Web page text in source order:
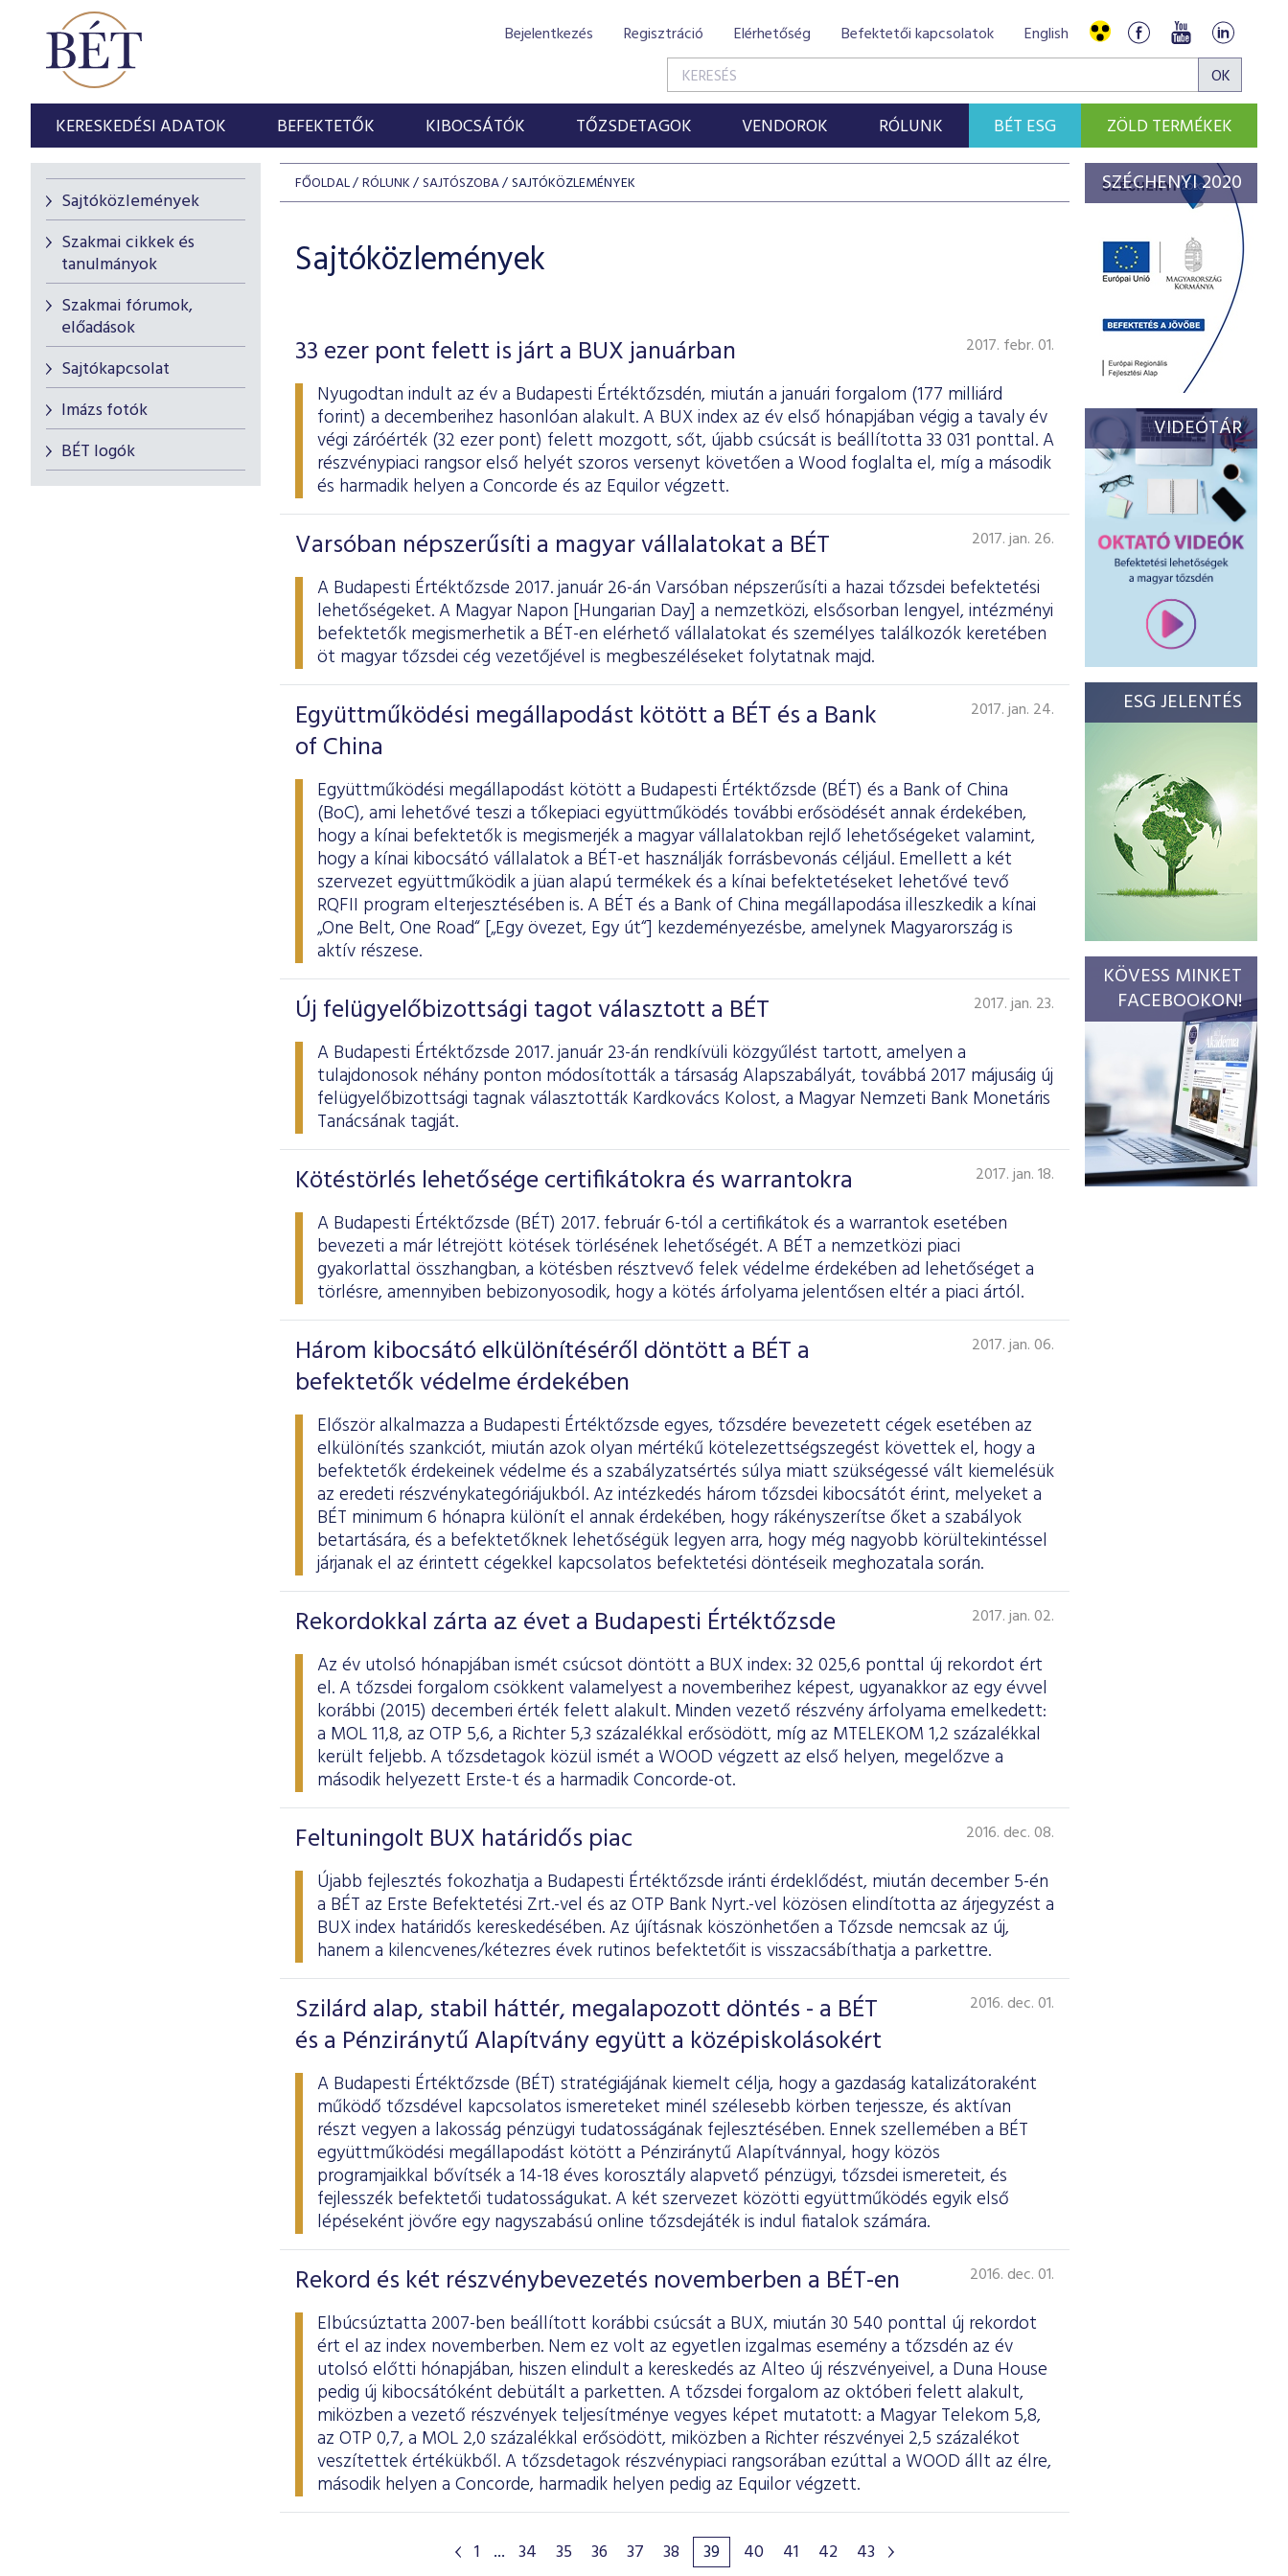
Bejelentkezés Regisztráció Elérhetőség Befektetői kapcsolatok English
KERESKEDÉSI ADATOK BEFEKTETŐK KIBOCSÁTÓK TŐZSDETAGOK VENDOROK RÓLUNK BÉT ESG ZÖLD TERMÉKEK
Sajtóközlemények
Szakmai cikkek és
tanulmányok
Szakmai fórumok,
előadások
Sajtókapcsolat
Imázs fotók
BÉT logók
FŐOLDAL RÓLUNK SAJTÓSZOBA SAJTÓKÖZLEMÉNYEK
Sajtóközlemények
33 ezer pont felett is járt a BUX januárban 2017. febr. 01.
Nyugodtan indult az év a Budapesti Értéktőzsdén, miután a januári forgalom (177 milliárd
forint) a decemberihez hasonlóan alakult. A BUX index az év első hónapjában végig a tavaly év
végi záróérték (32 ezer pont) felett mozgott, sőt, újabb csúcsát is beállította 33 031 ponttal. A
részvénypiaci rangsor első helyét szoros versenyt követően a Wood foglalta el, míg a második
és harmadik helyen a Concorde és az Equilor végzett.
Varsóban népszerűsíti a magyar vállalatokat a BÉT 2017. jan. 26.
A Budapesti Értéktőzsde 2017. január 26-án Varsóban népszerűsíti a hazai tőzsdei befektetési
lehetőségeket. A Magyar Napon [Hungarian Day] a nemzetközi, elsősorban lengyel, intézményi
befektetők megismerhetik a BÉT-en elérhető vállalatokat és személyes találkozók keretében
öt magyar tőzsdei cég vezetőjével is megbeszéléseket folytatnak majd.
Együttműködési megállapodást kötött a BÉT és a Bank
of China
2017. jan. 24.
Együttműködési megállapodást kötött a Budapesti Értéktőzsde (BÉT) és a Bank of China
(BoC), ami lehetővé teszi a tőkepiaci együttműködés további erősödését annak érdekében,
hogy a kínai befektetők is megismerjék a magyar vállalatokban rejlő lehetőségeket valamint,
hogy a kínai kibocsátó vállalatok a BÉT-et használják forrásbevonás céljául. Emellett a két
szervezet együttműködik a jüan alapú termékek és a kínai befektetéseket lehetővé tevő
RQFII program elterjesztésében is. A BÉT és a Bank of China megállapodása illeszkedik a kínai
„One Belt, One Road“ [„Egy övezet, Egy út“] kezdeményezésbe, amelynek Magyarország is
aktív részese.
Új felügyelőbizottsági tagot választott a BÉT 2017. jan. 23.
A Budapesti Értéktőzsde 2017. január 23-án rendkívüli közgyűlést tartott, amelyen a
tulajdonosok néhány ponton módosították a társaság Alapszabályát, továbbá 2017 májusáig új
felügyelőbizottsági tagnak választották Kardkovács Kolost, a Magyar Nemzeti Bank Monetáris
Tanácsának tagját.
Kötéstörlés lehetősége certifikátokra és warrantokra 2017. jan. 18.
A Budapesti Értéktőzsde (BÉT) 2017. február 6-tól a certifikátok és a warrantok esetében
bevezeti a már létrejött kötések törlésének lehetőségét. A BÉT a nemzetközi piaci
gyakorlattal összhangban, a kötésben résztvevő felek védelme érdekében ad lehetőséget a
törlésre, amennyiben bebizonyosodik, hogy a kötés árfolyama jelentősen eltér a piaci ártól.
Három kibocsátó elkülönítéséről döntött a BÉT a
befektetők védelme érdekében
2017. jan. 06.
Először alkalmazza a Budapesti Értéktőzsde egyes, tőzsdére bevezetett cégek esetében az
elkülönítés szankciót, miután azok olyan mértékű kötelezettségszegést követtek el, hogy a
befektetők érdekeinek védelme és a szabályzatsértés súlya miatt szükségessé vált kiemelésük
az eredeti részvénykategóriájukból. Az intézkedés három tőzsdei kibocsátót érint, melyeket a
BÉT minimum 6 hónapra különít el annak érdekében, hogy rákényszerítse őket a szabályok
betartására, és a befektetőknek lehetőségük legyen arra, hogy még nagyobb körültekintéssel
járjanak el az érintett cégekkel kapcsolatos befektetési döntéseik meghozatala során.
Rekordokkal zárta az évet a Budapesti Értéktőzsde 2017. jan. 02.
Az év utolsó hónapjában ismét csúcsot döntött a BUX index: 32 025,6 ponttal új rekordot ért
el. A tőzsdei forgalom csökkent valamelyest a novemberihez képest, ugyanakkor az egy évvel
korábbi (2015) decemberi érték felett alakult. Minden vezető részvény árfolyama emelkedett:
a MOL 11,8, az OTP 5,6, a Richter 5,3 százalékkal erősödött, míg az MTELEKOM 1,2 százalékkal
került feljebb. A tőzsdetagok közül ismét a WOOD végzett az első helyen, megelőzve a
második helyezett Erste-t és a harmadik Concorde-ot.
Feltuningolt BUX határidős piac 2016. dec. 08.
Újabb fejlesztés fokozhatja a Budapesti Értéktőzsde iránti érdeklődést, miután december 5-én
a BÉT az Erste Befektetési Zrt.-vel és az OTP Bank Nyrt.-vel közösen elindította az árjegyzést a
BUX index határidős kereskedésében. Az újításnak köszönhetően a Tőzsde nemcsak az új,
hanem a kilencvenes/kétezres évek rutinos befektetőit is visszacsábíthatja a parkettre.
Szilárd alap, stabil háttér, megalapozott döntés - a BÉT
és a Pénziránytű Alapítvány együtt a középiskolásokért
2016. dec. 01.
A Budapesti Értéktőzsde (BÉT) stratégiájának kiemelt célja, hogy a gazdaság katalizátoraként
működő tőzsdével kapcsolatos ismereteket minél szélesebb körben terjessze, és aktívan
részt vegyen a lakosság pénzügyi tudatosságának fejlesztésében. Ennek szellemében a BÉT
együttműködési megállapodást kötött a Pénziránytű Alapítvánnyal, hogy közös
programjaikkal bővítsék a 14-18 éves korosztály alapvető pénzügyi, tőzsdei ismereteit, és
fejlesszék befektetői tudatosságukat. A két szervezet közötti együttműködés egyik első
lépéseként jövőre egy nagyszabású online tőzsdejáték is indul fiatalok számára.
Rekord és két részvénybevezetés novemberben a BÉT-en 2016. dec. 01.
Elbúcsúztatta 2007-ben beállított korábbi csúcsát a BUX, miután 30 540 ponttal új rekordot
ért el az index novemberben. Nem ez volt az egyetlen izgalmas esemény a tőzsdén az év
utolsó előtti hónapjában, hiszen elindult a kereskedés az Alteo új részvényeivel, a Duna House
pedig új kibocsátóként debütált a parketten. A tőzsdei forgalom az októberi felett alakult,
miközben a vezető részvények teljesítménye vegyes képet mutatott: a Magyar Telekom 5,8,
az OTP 0,7, a MOL 2,0 százalékkal erősödött, miközben a Richter részvényei 2,5 százalékot
veszítettek értékükből. A tőzsdetagok részvénypiaci rangsorában ezúttal a WOOD állt az élre,
második helyen a Concorde, harmadik helyen pedig az Equilor végzett.
1 ... 34 35 36 37 38 39 40 41 42 43
SZÉCHENYI 2020
VIDEÓTÁR
ESG JELENTÉS
KÖVESS MINKET
FACEBOOKON!